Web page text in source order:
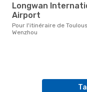
Longwan International
Airport
Pour l'itinéraire de Toulouse à
Wenzhou